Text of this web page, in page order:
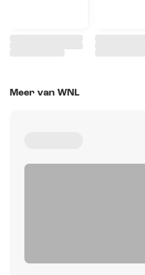
Meer van WNL